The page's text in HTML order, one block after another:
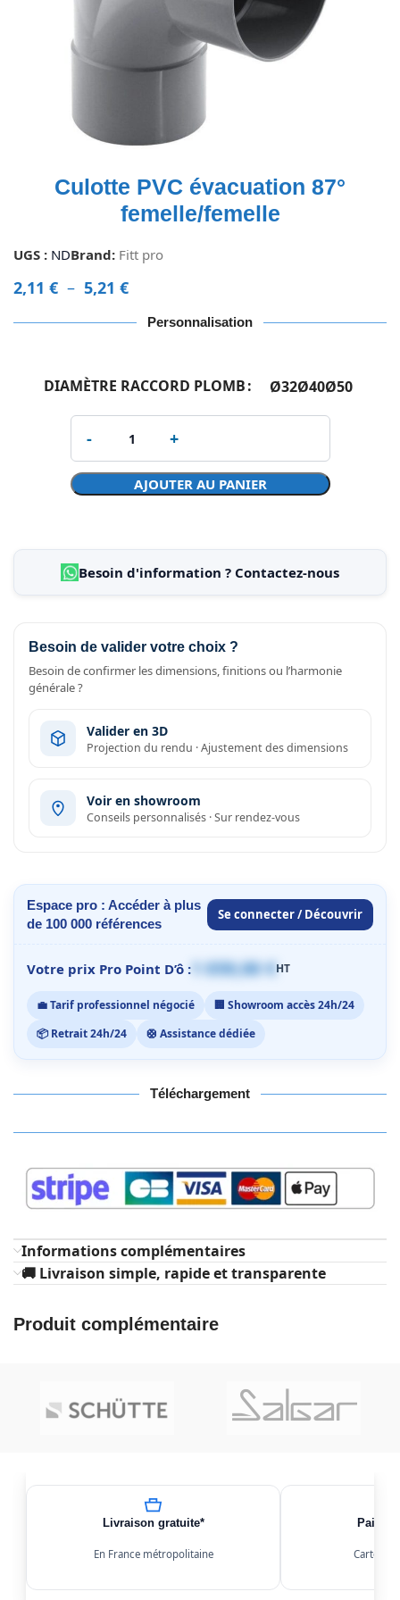
Culotte PVC évacuation 87°
femelle/femelle
UGS : NDBrand: Fitt pro
2,11 € – 5,21 €
Personnalisation
DIAMÈTRE RACCORD PLOMB Ø32Ø40Ø50
AJOUTER AU PANIER
Besoin d'information ? Contactez-nous
Besoin de valider votre choix ?
Besoin de confirmer les dimensions, finitions ou l’harmonie
générale ?
Valider en 3D
Projection du rendu · Ajustement des dimensions
Voir en showroom
Conseils personnalisés · Sur rendez-vous
Espace pro : Accéder à plus
de 100 000 références
Se connecter / Découvrir
Votre prix Pro Point D’ô : 1 059,00 €HT
💼 Tarif professionnel négocié
🏢 Showroom accès 24h/24
📦 Retrait 24h/24
🛟 Assistance dédiée
Téléchargement
Informations complémentaires
🚚 Livraison simple, rapide et transparente
Produit complémentaire
Livraison gratuite*
En France métropolitaine Carte,